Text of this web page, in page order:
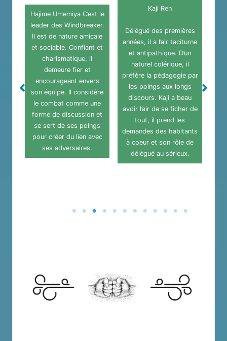
naturel colérique, il
les poings aux longs
discours. Kaji a beau
demandes des habitants
Étudiant de première
est dans la même classe
que Sakura. C’est un peu
l’archétype du grand
dadais obsédé par la
musculation, à
l’apparence robuste et
intimidante mais qui
possède un grand coeur
de bisounours. Il est
toujours curieux de
connaître « l’esthétique »
de son prochain, la
sienne étant de protéger